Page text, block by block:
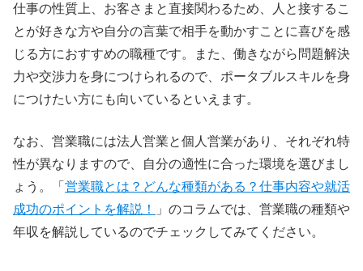
仕事の性質上、お客さまと直接関わるため、人と接するこ
とが好きな方や自分の言葉で相手を動かすことに喜びを感
じる方におすすめの職種です。また、働きながら問題解決
力や交渉力を身につけられるので、ポータブルスキルを身
につけたい方にも向いているといえます。
なお、営業職には法人営業と個人営業があり、それぞれ特
性が異なりますので、自分の適性に合った環境を選びまし
ょう。「 営業職とは？どんな種類がある？仕事内容や就活
成功のポイントを解説！
」のコラムでは、営業職の種類や
年収を解説しているのでチェックしてみてください。